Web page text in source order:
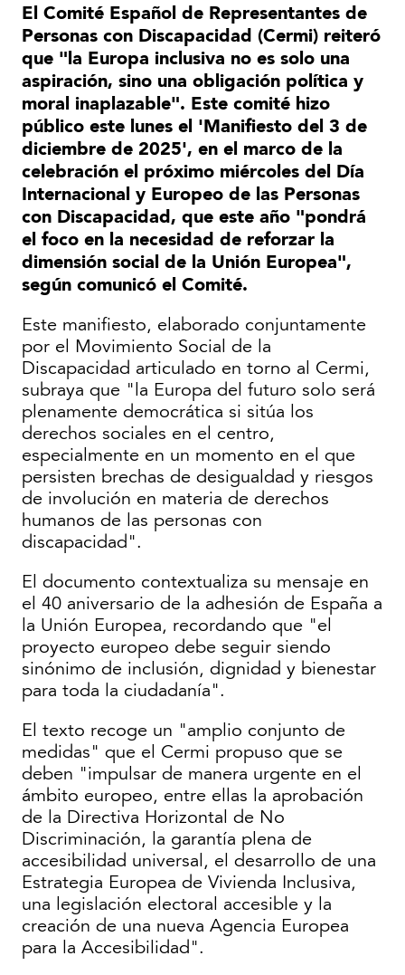
El Comité Español de Representantes de
Personas con Discapacidad (Cermi) reiteró
que "la Europa inclusiva no es solo una
aspiración, sino una obligación política y
moral inaplazable". Este comité hizo
público este lunes el 'Manifiesto del 3 de
diciembre de 2025', en el marco de la
celebración el próximo miércoles del Día
Internacional y Europeo de las Personas
con Discapacidad, que este año "pondrá
el foco en la necesidad de reforzar la
dimensión social de la Unión Europea",
según comunicó el Comité.
Este manifiesto, elaborado conjuntamente
por el Movimiento Social de la
Discapacidad articulado en torno al Cermi,
subraya que "la Europa del futuro solo será
plenamente democrática si sitúa los
derechos sociales en el centro,
especialmente en un momento en el que
persisten brechas de desigualdad y riesgos
de involución en materia de derechos
humanos de las personas con
discapacidad".
El documento contextualiza su mensaje en
el 40 aniversario de la adhesión de España a
la Unión Europea, recordando que "el
proyecto europeo debe seguir siendo
sinónimo de inclusión, dignidad y bienestar
para toda la ciudadanía".
El texto recoge un "amplio conjunto de
medidas" que el Cermi propuso que se
deben "impulsar de manera urgente en el
ámbito europeo, entre ellas la aprobación
de la Directiva Horizontal de No
Discriminación, la garantía plena de
accesibilidad universal, el desarrollo de una
Estrategia Europea de Vivienda Inclusiva,
una legislación electoral accesible y la
creación de una nueva Agencia Europea
para la Accesibilidad".